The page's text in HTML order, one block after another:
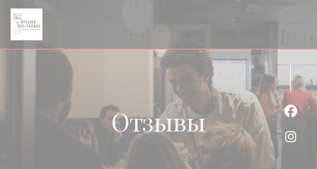
Панель управления cookies
Отзывы